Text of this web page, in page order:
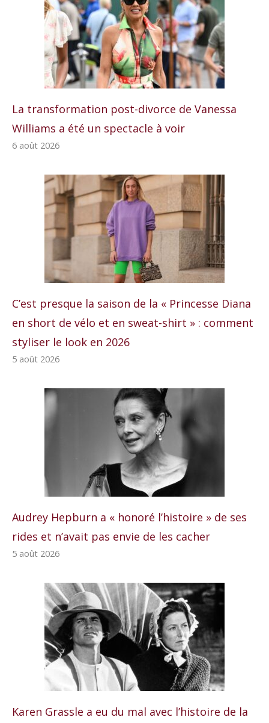
La transformation post-divorce de Vanessa
Williams a été un spectacle à voir
6 août 2026
C’est presque la saison de la « Princesse Diana
en short de vélo et en sweat-shirt » : comment
styliser le look en 2026
5 août 2026
Audrey Hepburn a « honoré l’histoire » de ses
rides et n’avait pas envie de les cacher
5 août 2026
Karen Grassle a eu du mal avec l’histoire de la